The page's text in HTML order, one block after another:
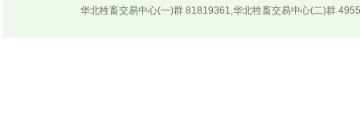
华北牲畜交易中心(一)群 81819361,华北牲畜交易中心(二)群